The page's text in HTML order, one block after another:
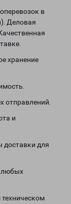
в
Деловая
хранение
отправлений.
и
доставки для
любых